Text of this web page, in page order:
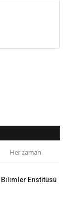
Her zaman
Enstitüsü